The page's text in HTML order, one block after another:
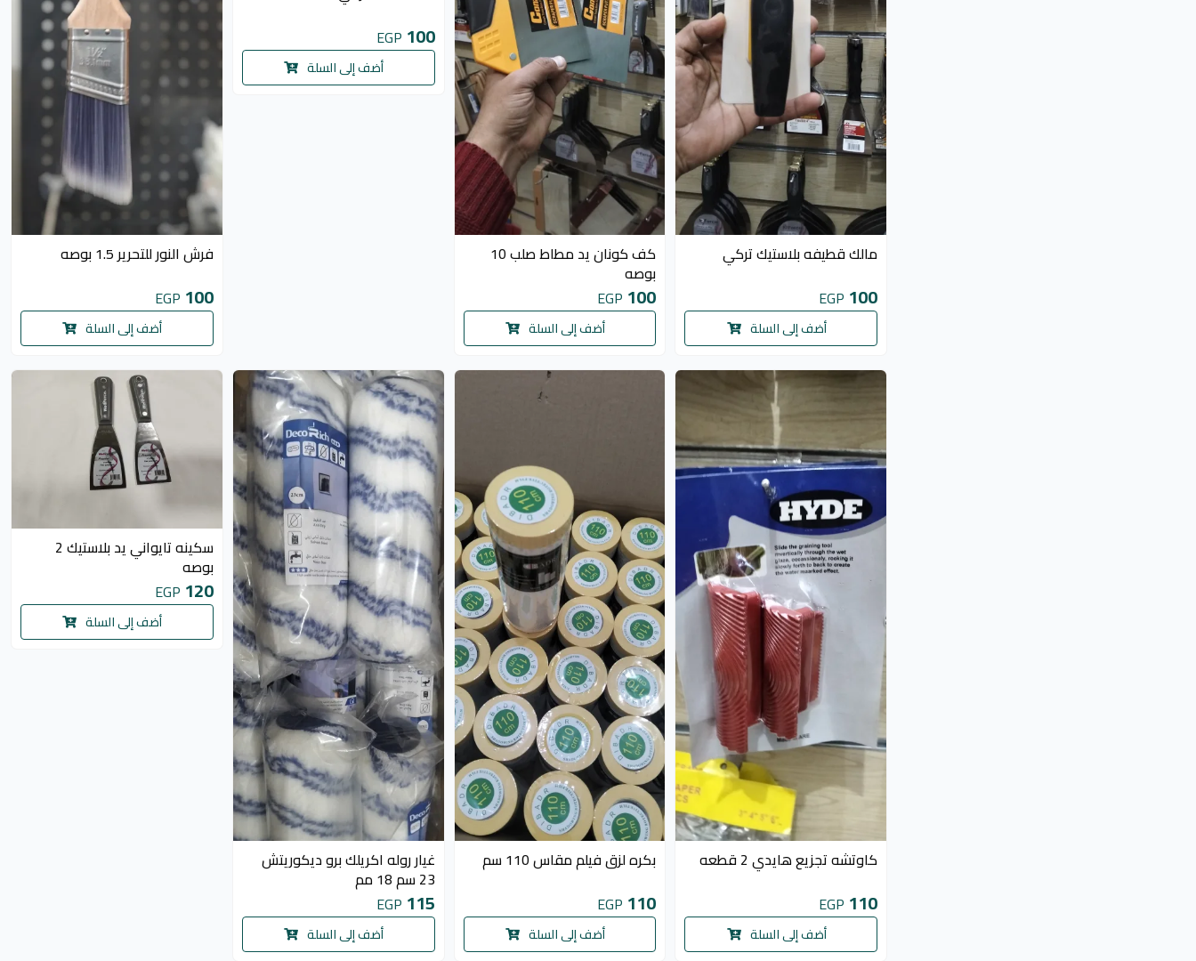
مالك قطيفه بلاستيك تركي
100
EGP
أضف إلى السلة
كف كونان يد مطاط صلب 10
بوصه
100
EGP
أضف إلى السلة
100
EGP
أضف إلى السلة
فرش النور للتحرير 1.5 بوصه
100
EGP
أضف إلى السلة
كاوتشه تجزيع هايدي 2 قطعه
110
EGP
أضف إلى السلة
بكره لزق فيلم مقاس 110 سم
110
EGP
أضف إلى السلة
غيار روله اكريلك برو ديكوريتش
23 سم 18 مم
115
EGP
أضف إلى السلة
سكينه تايواني يد بلاستيك 2
بوصه
120
EGP
أضف إلى السلة